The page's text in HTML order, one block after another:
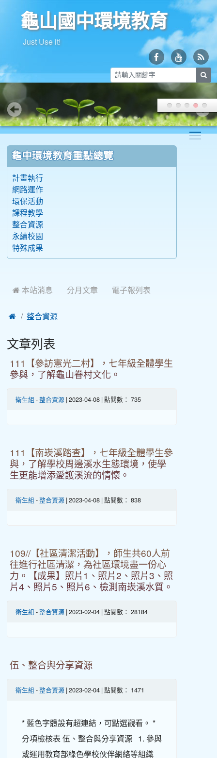
龜山國中環境教育
Just Use it!
龜中環境教育重點總覽
計畫執行
網路運作
環保活動
課程教學
整合資源
永續校園
特殊成果
 本站消息 分月文章 電子報列表
 整合資源
文章列表
111【參訪憲光二村】，七年級全體學生
參與，了解龜山眷村文化。
衛生組 - 整合資源 | 2023-04-08 | 點閱數： 735
111【南崁溪踏查】，七年級全體學生參
與，了解學校周邊溪水生態環境，使學
生更能增添愛護溪流的情懷。
衛生組 - 整合資源 | 2023-04-08 | 點閱數： 838
109//【社區清潔活動】，師生共60人前
往進行社區清潔，為社區環境盡一份心
力。【成果】照片1、照片2、照片3、照
片4、照片5、照片6、檢測南崁溪水質。
衛生組 - 整合資源 | 2023-02-04 | 點閱數： 28184
伍、整合與分享資源
衛生組 - 整合資源 | 2023-02-04 | 點閱數： 1471
* 藍色字體設有超連結，可點選觀看。 *
分項檢核表 伍、整合與分享資源 1. 參與
或運用教育部綠色學校伙伴網絡等組織